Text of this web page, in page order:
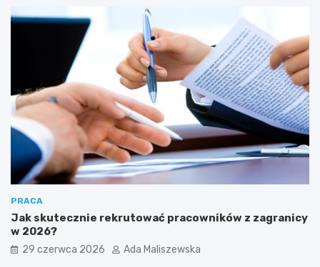
PRACA
Jak skutecznie rekrutować pracowników z zagranicy
w 2026?
29 czerwca 2026 Ada Maliszewska